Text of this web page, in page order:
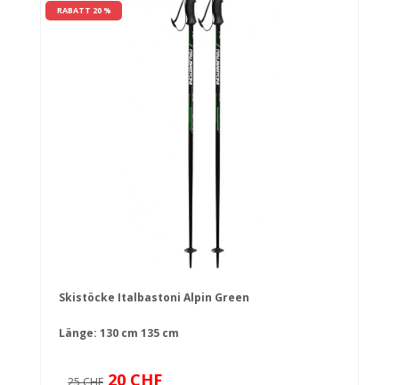
RABATT 20 %
Skistöcke Italbastoni Alpin Green
Länge: 130 cm 135 cm
20 CHF